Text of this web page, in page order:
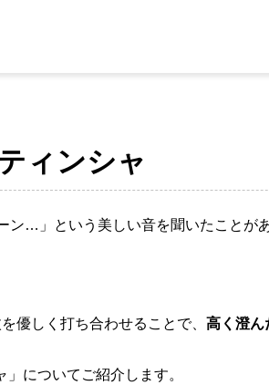
ィンシャ
ン…」という美しい音を聞いたことが
優しく打ち合わせることで、 高く澄ん
についてご紹介します。